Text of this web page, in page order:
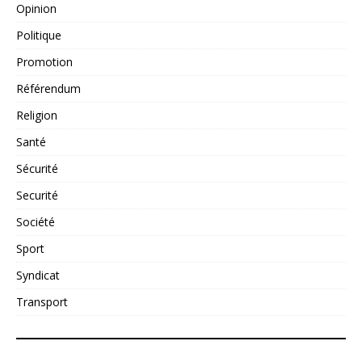
Opinion
Politique
Promotion
Référendum
Religion
Santé
Sécurité
Securité
Société
Sport
Syndicat
Transport